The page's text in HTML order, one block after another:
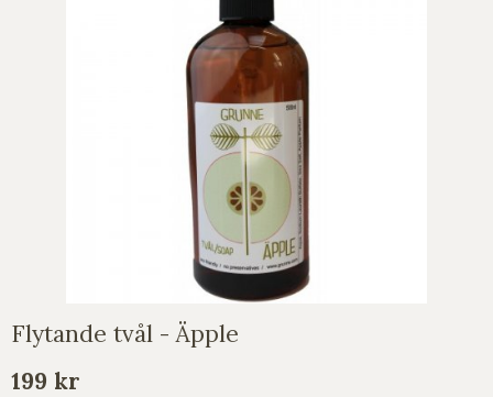
Flytande tvål - Äpple
199 kr